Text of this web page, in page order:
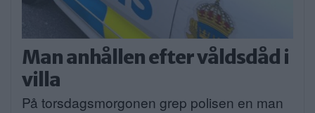
Man anhållen efter våldsdåd i
villa
På torsdagsmorgonen grep polisen en man